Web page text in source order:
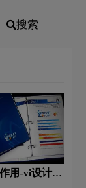
搜索
用-vi设计的